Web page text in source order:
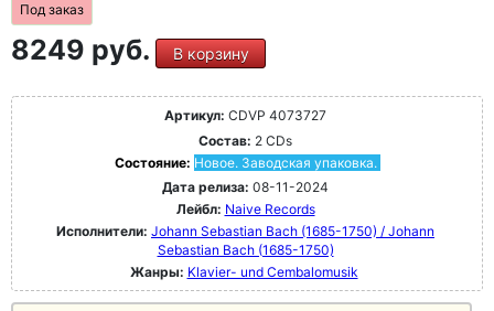
Под заказ
8249 руб. В корзину
Артикул: CDVP 4073727
Состав: 2 CDs
Состояние: Новое. Заводская упаковка.
Дата релиза: 08-11-2024
Лейбл: Naive Records
Исполнители: Johann Sebastian Bach (1685-1750) / Johann
Sebastian Bach (1685-1750)
Жанры: Klavier- und Cembalomusik